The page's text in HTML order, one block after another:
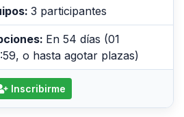
3 participantes
En 54 días (01
o hasta agotar plazas)
Inscribirme